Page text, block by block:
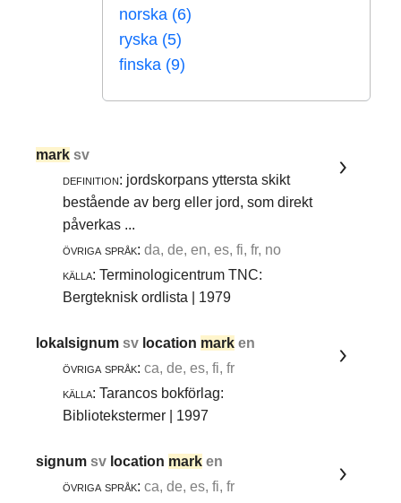
norska (6)
ryska (5)
finska (9)
mark sv
definition: jordskorpans yttersta skikt
bestående av berg eller jord, som direkt
påverkas ...
övriga språk: da, de, en, es, fi, fr, no
källa: Terminologicentrum TNC:
Bergteknisk ordlista | 1979
lokalsignumsv location mark en
övriga språk: ca, de, es, fi, fr
källa: Tarancos bokförlag:
Bibliotekstermer | 1997
signumsv location mark en
övriga språk: ca, de, es, fi, fr